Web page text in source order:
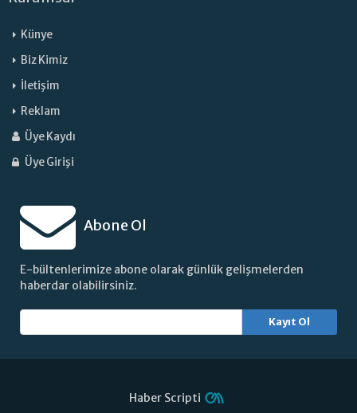
Künye
Biz Kimiz
İletişim
Reklam
Üye Kaydı
Üye Girişi
Abone Ol
E-bültenlerimize abone olarak günlük gelişmelerden
haberdar olabilirsiniz.
Kayıt Ol
Haber Scripti